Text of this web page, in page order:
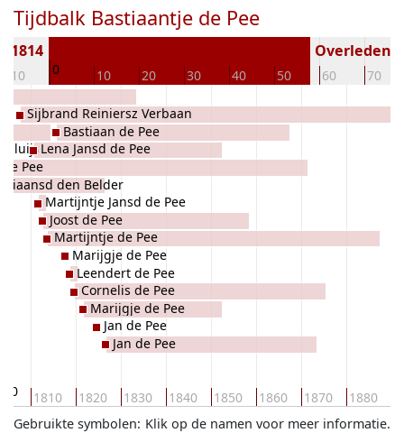
Tijdbalk Bastiaantje de Pee
-10 0 10 20 30 40 50 60 70
1814 Overleden (
1810 1820 1830 1840 1850 1860 1870 1880
Sluijs
Pee
den Belder
Sijbrand Reiniersz Verbaan
Lena Jansd de Pee
Martijntje Jansd de Pee
Joost de Pee
Martijntje de Pee
Bastiaan de Pee
Marijgje de Pee
Leendert de Pee
Cornelis de Pee
Marijgje de Pee
Jan de Pee
Jan de Pee
Klik op de namen voor meer informatie.
Gebruikte symbolen: